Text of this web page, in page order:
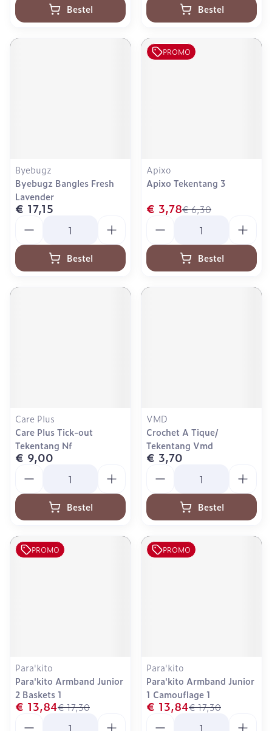
Bestel Bestel
Byebugz
Byebugz Bangles Fresh
Lavender
€ 17,15
Bestel
PROMO
Apixo
Apixo Tekentang 3
€ 6,30
€ 3,78
Bestel
Care Plus
Care Plus Tick-out
Tekentang Nf
€ 9,00
Bestel
VMD
Crochet A Tique/
Tekentang Vmd
€ 3,70
Bestel
PROMO
Para'kito
Para'kito Armband Junior
2 Baskets 1
€ 17,30
€ 13,84
PROMO
Para'kito
Para'kito Armband Junior
1 Camouflage 1
€ 17,30
€ 13,84